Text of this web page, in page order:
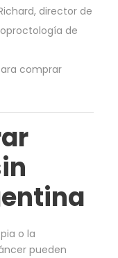
director de
de
comprar
o la
pueden